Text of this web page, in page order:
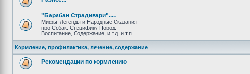
"Барабан Страдивари".....
Мифы, Легенды и Народные Сказания
про Собак, Специфику Пород,
Воспитание, Содержание, и т.д. и т.п. .....
Кормление, профилактика, лечение, содержание
Рекомендации по кормлению